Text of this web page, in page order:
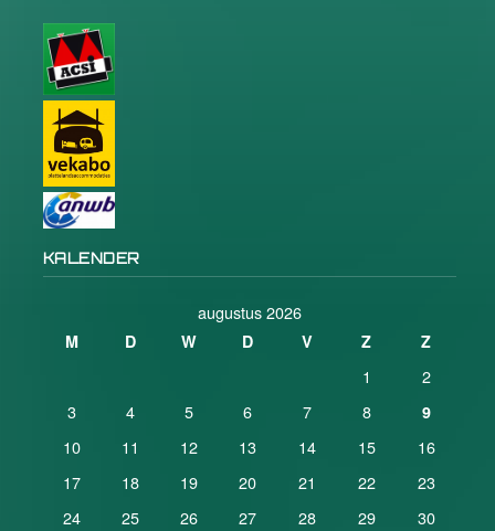
KALENDER
augustus 2026
M D W D V Z Z
1
2
3
4 5 6 7 8 9
10 11 12 13 14 15
16
17
18 19 20 21 22
23
24
25 26 27 28 29 30